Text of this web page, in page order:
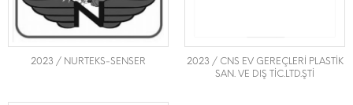
2023 / NURTEKS-SENSER
2023 / CNS EV GEREÇLERİ PLASTİK
SAN. VE DIŞ TİC.LTD.ŞTİ